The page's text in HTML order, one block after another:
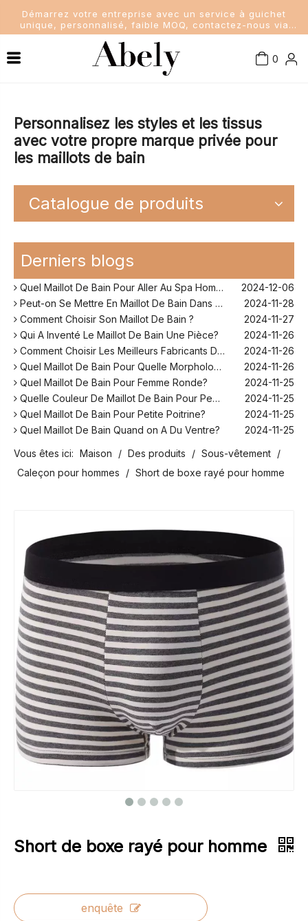
Démarrez votre entreprise avec un service à guichet
unique, personnalisé, faible MOQ, contactez-nous via
sales@abelyfashion.com
0
Maillots de bain femme
Maillots de bain pour hommes
Maillots de bain pour enfants
Dame Soutien-Gorge et Culottes
Connaissance de l'industrie
Nouvelles de la société
Nouvelles de l'industrie
Personnalisez les styles et les tissus
avec votre propre marque privée pour
les maillots de bain
Catalogue de produits
Derniers blogs
Comment Fonctionne Les Maillot De Bain Menstruel ?
Sans Retouche Rihanna Maillot De Bain ?
Quel Maillot De Bain Pour Aller Au Spa Homme ?
2024-12-06
Peut-on Se Mettre En Maillot De Bain Dans Son Jardin ?
2024-11-28
Comment Choisir Son Maillot De Bain ?
2024-11-27
Qui A Inventé Le Maillot De Bain Une Pièce?
2024-11-26
Comment Choisir Les Meilleurs Fabricants De Maillots De Bain Pour Votre Marque ?
2024-11-26
Quel Maillot De Bain Pour Quelle Morphologie?
2024-11-26
Quel Maillot De Bain Pour Femme Ronde?
2024-11-25
Quelle Couleur De Maillot De Bain Pour Peau Blanche?
2024-11-25
Quel Maillot De Bain Pour Petite Poitrine?
2024-11-25
Quel Maillot De Bain Quand on A Du Ventre?
2024-11-25
Sans Retouche Rihanna Maillot De Bain ?
2024-12-06
Quel Maillot De Bain Pour Aller Au Spa Homme ?
2024-12-06
Comment Choisir Les Meilleurs Fabricants De Maillots De Bain Pour Votre Marque ?
2024-11-26
Quel Maillot De Bain Pour Quelle Morphologie?
2024-11-26
Quel Maillot De Bain Pour Femme Ronde?
2024-11-25
Quelle Couleur De Maillot De Bain Pour Peau Blanche?
2024-11-25
Vous êtes ici: Maison / Des produits / Sous-vêtement /
Caleçon pour hommes
/ Short de boxe rayé pour homme
Short de boxe rayé pour homme
enquête